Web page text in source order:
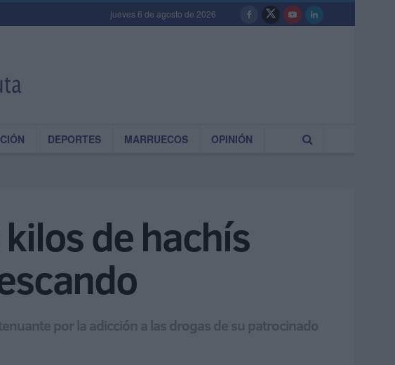
jueves 6 de agosto de 2026
DEPORTES MARRUECOS OPINIÓN
de hachís
por la adicción a las drogas de su patrocinado